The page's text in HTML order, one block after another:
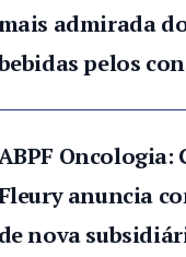
admirada
pelos
Oncologia:
anuncia
de nova